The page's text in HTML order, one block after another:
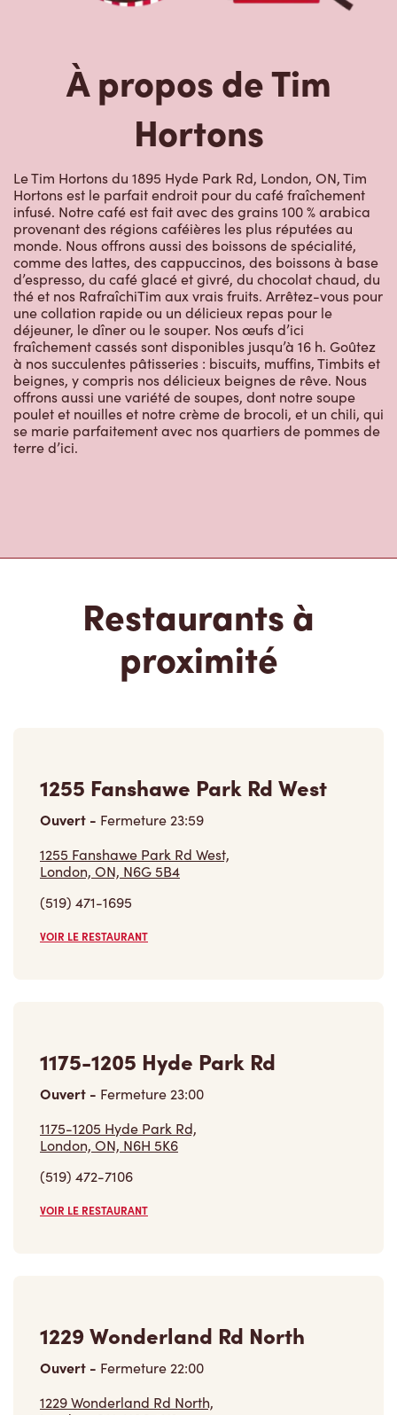
À propos de Tim
Hortons
Le Tim Hortons du 1895 Hyde Park Rd, London, ON, Tim
Hortons est le parfait endroit pour du café fraîchement
infusé. Notre café est fait avec des grains 100 % arabica
provenant des régions caféières les plus réputées au
monde. Nous offrons aussi des boissons de spécialité,
comme des lattes, des cappuccinos, des boissons à base
d’espresso, du café glacé et givré, du chocolat chaud, du
thé et nos RafraîchiTim aux vrais fruits. Arrêtez-vous pour
une collation rapide ou un délicieux repas pour le
déjeuner, le dîner ou le souper. Nos œufs d’ici
fraîchement cassés sont disponibles jusqu’à 16 h. Goûtez
à nos succulentes pâtisseries : biscuits, muffins, Timbits et
beignes, y compris nos délicieux beignes de rêve. Nous
offrons aussi une variété de soupes, dont notre soupe
poulet et nouilles et notre crème de brocoli, et un chili, qui
se marie parfaitement avec nos quartiers de pommes de
terre d’ici.
proximité
Ouvert -Fermeture23:59
1255 Fanshawe Park Rd West,
London, ON, N6G 5B4
(519) 471-1695
VOIR LE RESTAURANT
Ouvert-Fermeture23:00
1175-1205 Hyde Park Rd,
London, ON, N6H 5K6
(519) 472-7106
VOIR LE RESTAURANT
Ouvert -Fermeture22:00
1229 Wonderland Rd North,
London, ON, N6G 2V9